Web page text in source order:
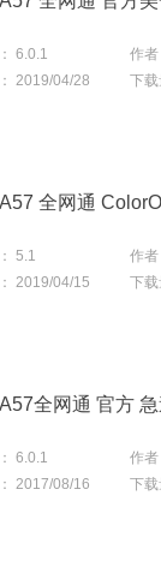
6.0.1 作者
2019/04/28 下载
5.1 作者
2019/04/15 下载
全网通 官方
6.0.1 作者
2017/08/16 下载